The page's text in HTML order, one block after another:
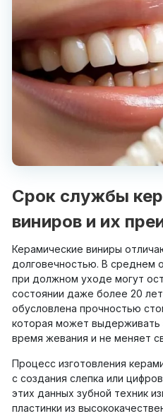
Срок службы
виниров и их
Керамические виниры
долговечностью. В среднем
при должном уходе могут
состоянии даже более 20
обусловлена прочностью
которая может выдерживать
время жевания и не меняет
Процесс изготовления
с создания слепка или
этих данных зубной техник
пластинки из